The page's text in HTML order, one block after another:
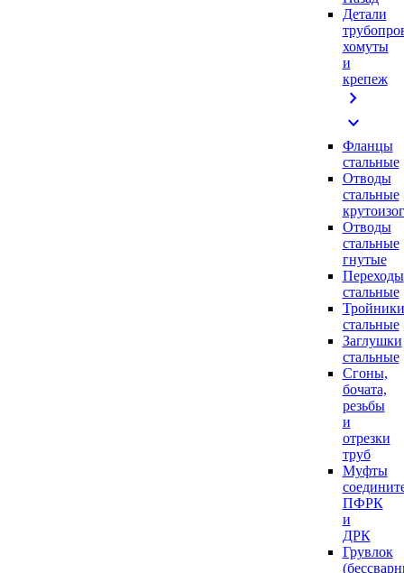
Детали
хомуты
и
крепеж
chevron_right
expand_more
Фланцы
стальные
Отводы
стальные
Отводы
стальные
гнутые
Переходы
стальные
Тройники
стальные
Заглушки
стальные
Сгоны,
бочата,
резьбы
и
отрезки
труб
Муфты
ПФРК
и
ДРК
Грувлок